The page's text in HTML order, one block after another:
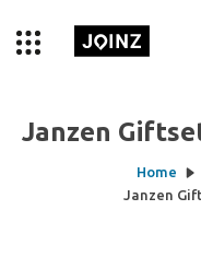
Janzen
Home
Janzen